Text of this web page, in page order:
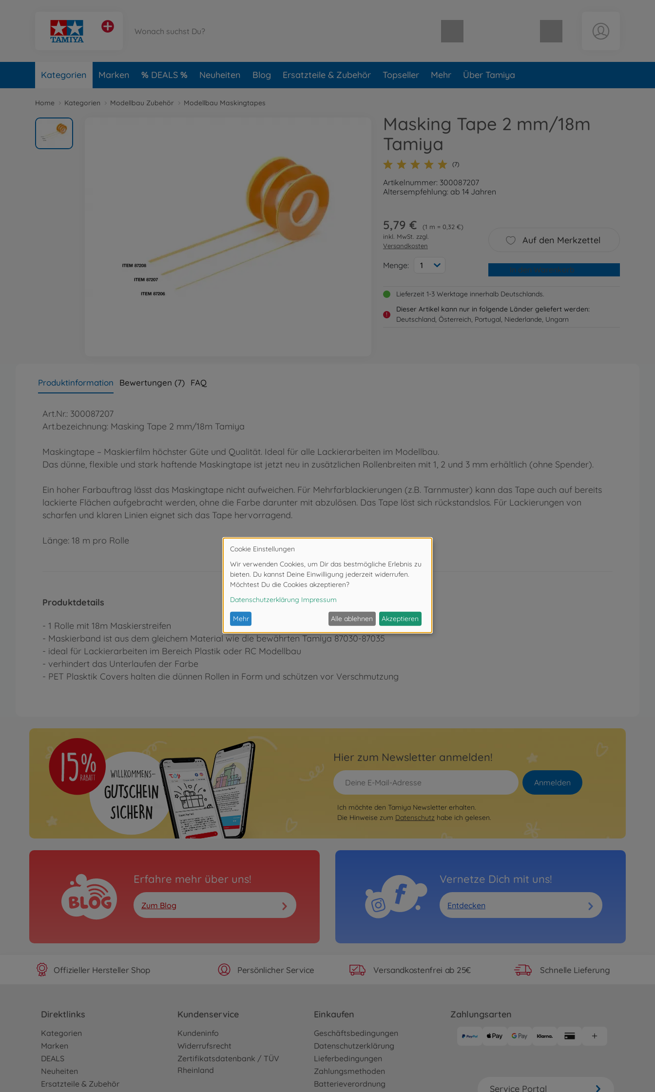
Warenkorb leer
Kategorien Marken DEALS Neuheiten Blog Ersatzteile & Zubehör Topseller Mehr Über Tamiya
Home Kategorien Modellbau Zubehör Modellbau Maskingtapes
Masking Tape 2 mm/18m
Tamiya
(7)
Artikelnummer: 300087207
Altersempfehlung: ab 14 Jahren
5,79 €
1 m = 0,32 €
inkl. MwSt. zzgl.
Versandkosten
Menge: 1
Auf den Merkzettel
In den Warenkorb
Lieferzeit 1-3 Werktage innerhalb Deutschlands.
!
Dieser Artikel kann nur in folgende Länder geliefert werden:
Deutschland, Österreich, Portugal, Niederlande, Ungarn
Produktinformation Bewertungen (7) FAQ
Art.Nr.: 300087207
Art.bezeichnung: Masking Tape 2 mm/18m Tamiya
Maskingtape – Maskierfilm höchster Güte und Qualität. Ideal für alle Lackierarbeiten im Modellbau.
Das dünne, flexible und stark haftende Maskingtape ist jetzt neu in zusätzlichen Rollenbreiten mit 1, 2 und 3 mm erhältlich (ohne Spender).
Ein hoher Farbauftrag lässt das Maskingtape nicht aufweichen. Für Mehrfarblackierungen (z.B. Tarnmuster) kann das Tape auch auf bereits
lackierte Flächen aufgebracht werden, ohne die Farbe darunter mit abzulösen. Das Tape löst sich rückstandslos. Für Lackierungen von
scharfen und klaren Linien eignet sich das Tape hervorragend.
Länge: 18 m pro Rolle
Produktdetails
- 1 Rolle mit 18m Maskierstreifen
- Maskierband ist aus dem gleichem Material wie die bewährten Tamiya 87030-87035
- ideal für Lackierarbeiten im Bereich Plastik oder RC Modellbau
- verhindert das Unterlaufen der Farbe
- PET Plasktik Covers halten die dünnen Rollen in Form und schützen vor Verschmutzung
Hier zum Newsletter anmelden!
Anmelden
Ich möchte den Tamiya Newsletter erhalten.
Die Hinweise zum Datenschutz habe ich gelesen.
Erfahre mehr über uns!
Zum Blog
Vernetze Dich mit uns!
Entdecken
Offizieller Hersteller Shop Persönlicher Service Versandkostenfrei ab 25€ Schnelle Lieferung
Direktlinks
Kategorien
Marken
DEALS
Neuheiten
Ersatzteile & Zubehör
Kundenservice
Kundeninfo
Widerrufsrecht
Zertifikatsdatenbank / TÜV
Rheinland
Einkaufen
Geschäftsbedingungen
Datenschutzerklärung
Lieferbedingungen
Zahlungsmethoden
Batterieverordnung
Zahlungsarten
Service Portal